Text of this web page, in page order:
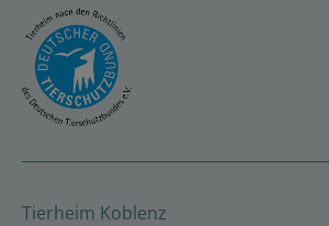
Tierheim Koblenz